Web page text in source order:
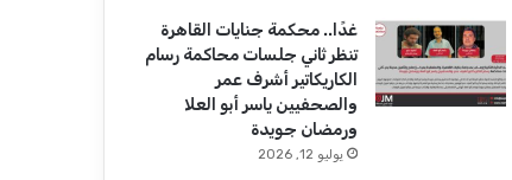
غدًا.. محكمة جنايات القاهرة
تنظر ثاني جلسات محاكمة رسام
الكاريكاتير أشرف عمر
والصحفيين ياسر أبو العلا
ورمضان جويدة
يوليو 12, 2026